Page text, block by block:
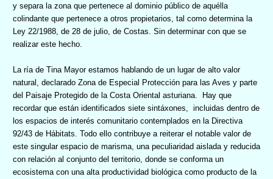
y separa la zona que pertenece al dominio público de aquélla
colindante que pertenece a otros propietarios, tal como determina la
Ley 22/1988, de 28 de julio, de Costas. Sin determinar con que se
realizar este hecho.
La ría de Tina Mayor estamos hablando de un lugar de alto valor
natural, declarado Zona de Especial Protección para las Aves y parte
del Paisaje Protegido de la Costa Oriental asturiana.
Hay que
recordar que están identificados siete sintáxones,
incluidas dentro de
los espacios de interés comunitario contemplados en la Directiva
92/43 de Hábitats. Todo ello contribuye a reiterar el notable valor de
este singular espacio de marisma, una peculiaridad aislada y reducida
con relación al conjunto del territorio, donde se conforma un
ecosistema con una alta productividad biológica como producto de la